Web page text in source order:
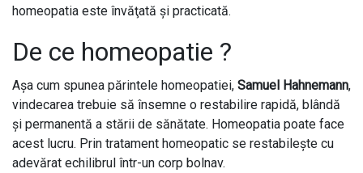
homeopatia este învăţată şi practicată.
De ce homeopatie ?
Aşa cum spunea părintele homeopatiei, Samuel Hahnemann,
vindecarea trebuie să însemne o restabilire rapidă, blândă
şi permanentă a stării de sănătate. Homeopatia poate face
acest lucru. Prin tratament homeopatic se restabileşte cu
adevărat echilibrul într-un corp bolnav.